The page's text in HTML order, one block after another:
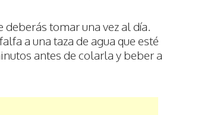
tomar una vez al día.
a una taza de agua que esté
antes de colarla y beber a